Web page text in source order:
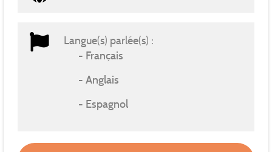
Langue(s) parlée(s) :
Français
Anglais
Espagnol